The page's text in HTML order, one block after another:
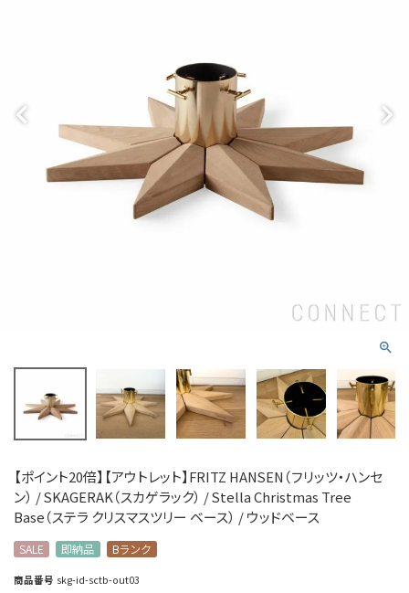
【ポイント20倍】【アウトレット】FRITZ HANSEN（フリッツ・ハンセ
ン） / SKAGERAK（スカゲラック） / Stella Christmas Tree
Base（ステラ クリスマスツリー ベース） / ウッドベース
SALE 即納品 Bランク
商品番号 skg-id-sctb-out03